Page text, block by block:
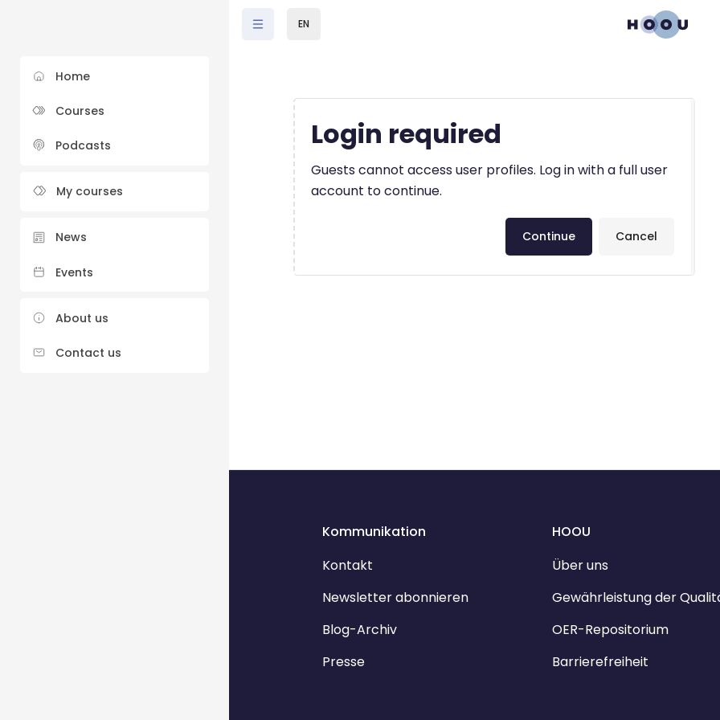
Home
Courses
Podcasts
My courses
News
Events
About us
Contact us
EN
Login required
Guests cannot access user profiles. Log in with a full user
account to continue.
Cancel
Continue
Kommunikation
Kontakt
Newsletter abonnieren
Blog-Archiv
Presse
HOOU
Über uns
Gewährleistung der
OER-Repositorium
Barrierefreiheit